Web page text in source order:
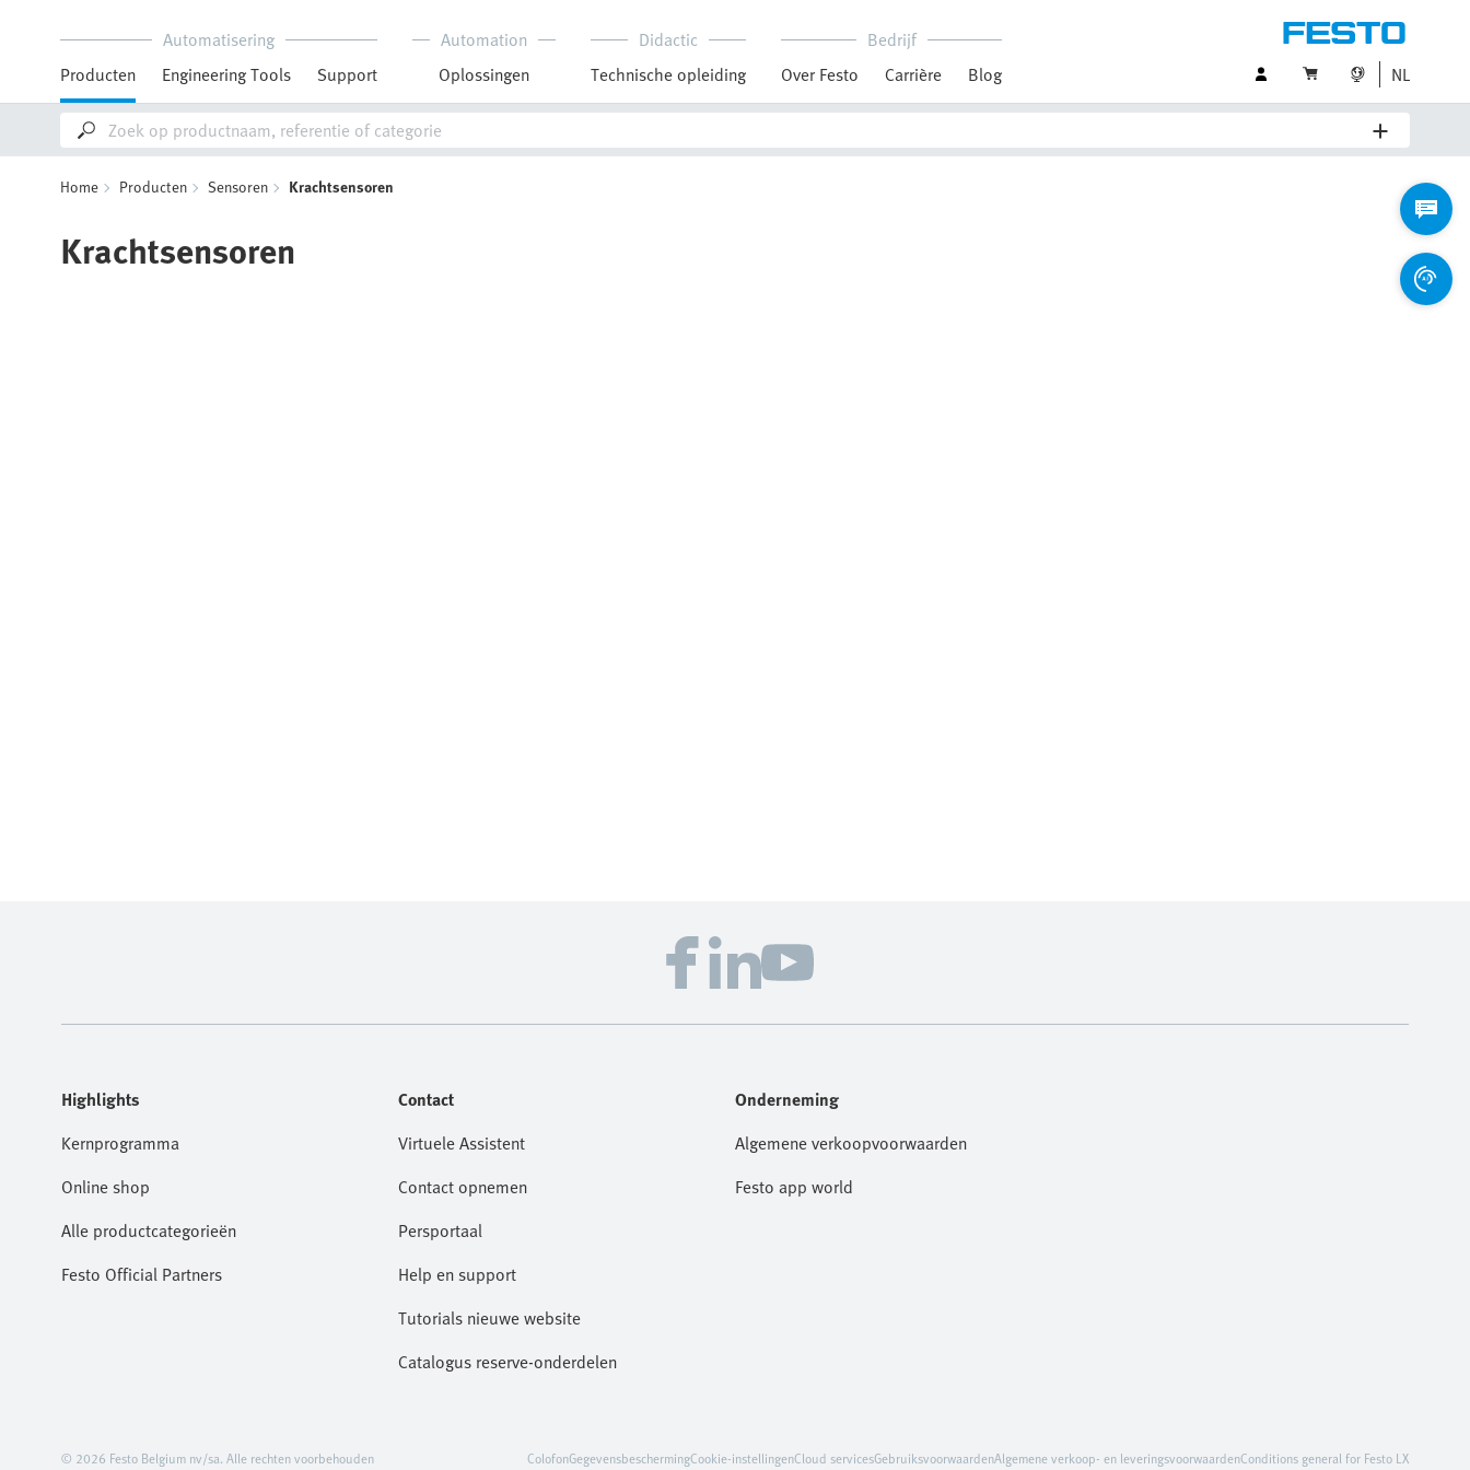
Automatisering
Producten
Engineering Tools Support
Automation
Oplossingen
Didactic
Technische opleiding
Bedrijf
Over Festo
Carrière Blog NL
Home Producten Sensoren Krachtsensoren
Krachtsensoren
Highlights
Kernprogramma
Online shop
Alle productcategorieën
Festo Official Partners
Contact
Virtuele Assistent
Contact opnemen
Persportaal
Help en support
Tutorials nieuwe website
Catalogus reserve-onderdelen
Onderneming
Algemene verkoopvoorwaarden
Festo app world
© 2026 Festo Belgium nv/sa. Alle rechten voorbehouden ColofonGegevensbeschermingCookie-instellingenCloud servicesGebruiksvoorwaardenAlgemene verkoop- en leveringsvoorwaardenConditions general for Festo LX